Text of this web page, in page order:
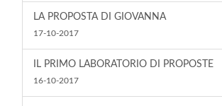
LA PROPOSTA DI GIOVANNA
17-10-2017
IL PRIMO LABORATORIO DI PROPOSTE
16-10-2017